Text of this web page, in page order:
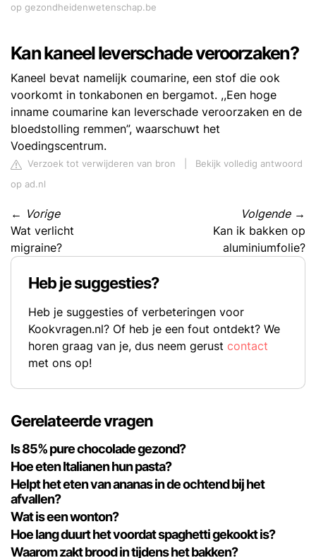
op gezondheidenwetenschap.be
Kan kaneel leverschade veroorzaken?
Kaneel bevat namelijk coumarine, een stof die ook
voorkomt in tonkabonen en bergamot. ,,Een hoge
inname coumarine kan leverschade veroorzaken en de
bloedstolling remmen”, waarschuwt het
Voedingscentrum.
Verzoek tot verwijderen van bron
Bekijk volledig antwoord
op ad.nl
← Vorige
Wat verlicht
migraine?
Volgende→
Kan ik bakken op
aluminiumfolie?
Heb je suggesties?
Heb je suggesties of verbeteringen voor
Kookvragen.nl? Of heb je een fout ontdekt? We
horen graag van je, dus neem gerust contact
met ons op!
Gerelateerde vragen
Is 85% pure chocolade gezond?
Hoe eten Italianen hun pasta?
Helpt het eten van ananas in de ochtend bij het
afvallen?
Wat is een wonton?
Hoe lang duurt het voordat spaghetti gekookt is?
Waarom zakt brood in tijdens het bakken?